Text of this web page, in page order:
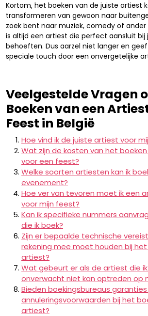
Kortom, het boeken van de juiste artiest
transformeren van gewoon naar
zoek bent naar muziek, comedy of
is altijd een artiest die perfect aansluit bij
behoeften. Dus aarzel niet langer en
speciale touch door een onvergetelijke
Veelgestelde Vragen
Boeken van een
Feest in België
Hoe vind ik de juiste artiest voor
Wat zijn de kosten van het
voor een feest?
Welke soorten artiesten kan ik
evenement?
Hoe ver van tevoren moet ik een
voor mijn feest?
Kan ik specifieke nummers
die ik boek?
Zijn er bepaalde technische
rekening mee moet houden bij
artiest?
Wat gebeurt er als de artiest die
onverwacht niet kan optreden op
Bieden boekingsbureaus
annuleringsvoorwaarden bij het
artiest?